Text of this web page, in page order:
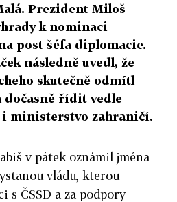
Prezident Miloš
k nominaci
post šéfa diplomacie.
následně uvedl, že
skutečně odmítl
dočasně řídit vedle
ministerstvo zahraničí.
v pátek oznámil jména
vládu, kterou
s ČSSD a za podpory